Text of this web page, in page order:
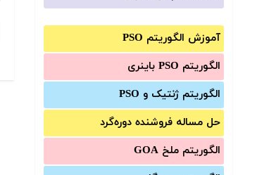
آموزش الگوریتم PSO
الگوریتم PSO باینری
الگوریتم ژنتیک و PSO
حل مساله فروشنده دوره‌گرد
الگوریتم ملخ GOA